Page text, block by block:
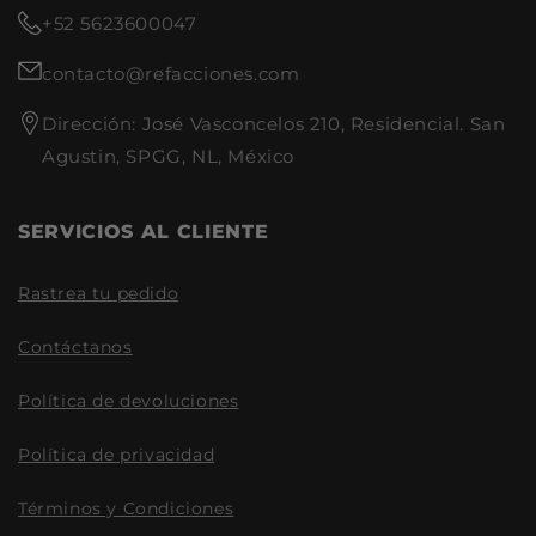
+52 5623600047
contacto@refacciones.com
Dirección: José Vasconcelos 210, Residencial. San
Agustin, SPGG, NL, México
SERVICIOS AL CLIENTE
Rastrea tu pedido
Contáctanos
Política de devoluciones
Política de privacidad
Términos y Condiciones